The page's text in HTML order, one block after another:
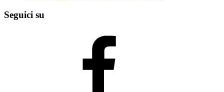
Seguici su